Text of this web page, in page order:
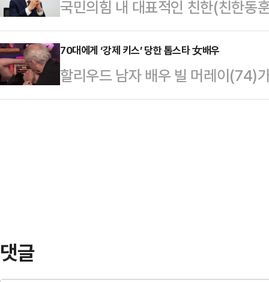
사망한 것으로 확인됐다.경찰은 유
체적인 사망 경…
별시장(8.0%) 순으로 높은 응답률
여론조사공정㈜에 의뢰해 지난 3
을 통해 국민의힘 지지층 및 무당
될 경우 범여권 대선 후보로 누가
동…
국민의힘 내 대표적인 친한(친한동
'배신자 프레임'에 갇혔다는 주장에
리 보수는 이재명을 이길 수 있는
(한 전 대표의 대권 가도에) 그렇게
고 일축했다.정성국 의원은 3일
70대에게 ‘강제 키스’ 당한 톱스타 女배우
할리우드 남자 배우 빌 머레이(74)
스’를 해 논란이 일고 있다.2일 데
댓글